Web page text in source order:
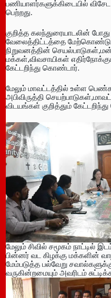
பணியாளர்களுக்கிடையில்
பெற்றது.
குறித்த கலந்துரையாடலின்
வேலைத்திட்டத்தை மேற்கொண்டு
நிறுவனத்தின்
மக்கள்,விவசாயிகள்
கேட்டறிந்து கொண்டார்.
மேலும் மாவட்டத்தில் உள்ள
அபிவிருத்தி
விடயங்கள் குறித்தும்
மேலும் சிவில் சமூகம் நாட்டில்
பின்னர் வட கிழக்கு மக்களின்
மேம்படுத்த பல்வேறு
வருகின்றமையும் அவரிடம்